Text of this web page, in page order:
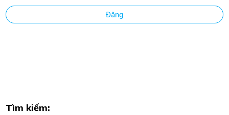
Đăng
Tìm kiếm: